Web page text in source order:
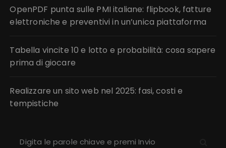
OpenPDF punta sulle PMI italiane: flipbook, fatture
elettroniche e preventivi in un’unica piattaforma
Tabella vincite 10 e lotto e probabilità: cosa sapere
prima di giocare
Realizzare un sito web nel 2025: fasi, costi e
tempistiche